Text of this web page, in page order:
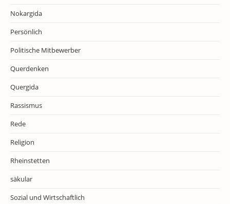
Nokargida
Persönlich
Politische Mitbewerber
Querdenken
Quergida
Rassismus
Rede
Religion
Rheinstetten
säkular
Sozial und Wirtschaftlich